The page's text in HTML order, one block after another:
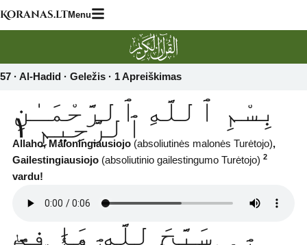
Skip
to
Koranas.ltMenu
57 · Al-Hadid · Geležis · 1 Apreiškimas‎
بِسْمِ ٱللَّهِ ٱلرَّحْمَـٰنِ
ٱلرَّحِيمِ ١
Allaho, Maloningiausiojo(absoliutinės malonės Turėtojo),
Gailestingiausiojo (absoliutinio gailestingumo Turėtojo) 2
vardu!
سَبَّحَ لِلَّهِ مَا فِى